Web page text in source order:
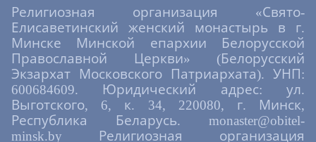
Религиозная организация «Свято-
Елисаветинский женский монастырь в г.
Минске Минской епархии Белорусской
Православной Церкви» (Белорусский
Экзархат Московского Патриархата). УНП:
600684609. Юридический адрес: ул.
Выготского, 6, к. 34, 220080, г. Минск,
Республика Беларусь. monaster@obitel-
minsk.by Религиозная организация